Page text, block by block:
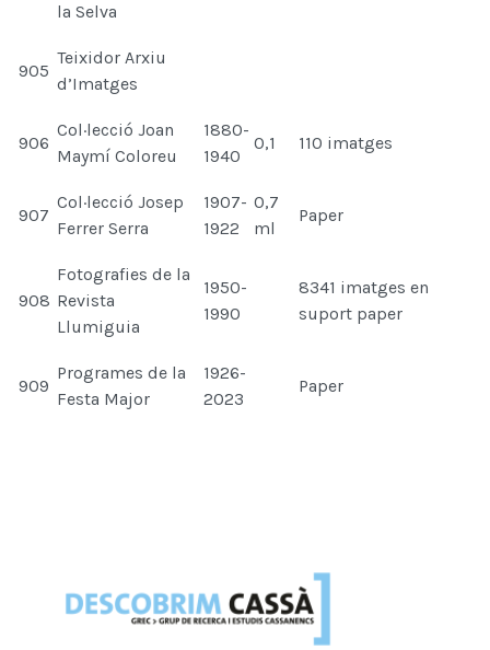
la Selva
905
Teixidor Arxiu
d’Imatges
906
Col·lecció Joan
Maymí Coloreu
1880-
1940
0,1 110 imatges
907
Col·lecció Josep
Ferrer Serra
1907-
1922
0,7
ml
Paper
908
Fotografies de la
Revista
Llumiguia
1950-
1990
8341 imatges en
suport paper
909
Programes de la
Festa Major
1926-
2023
Paper